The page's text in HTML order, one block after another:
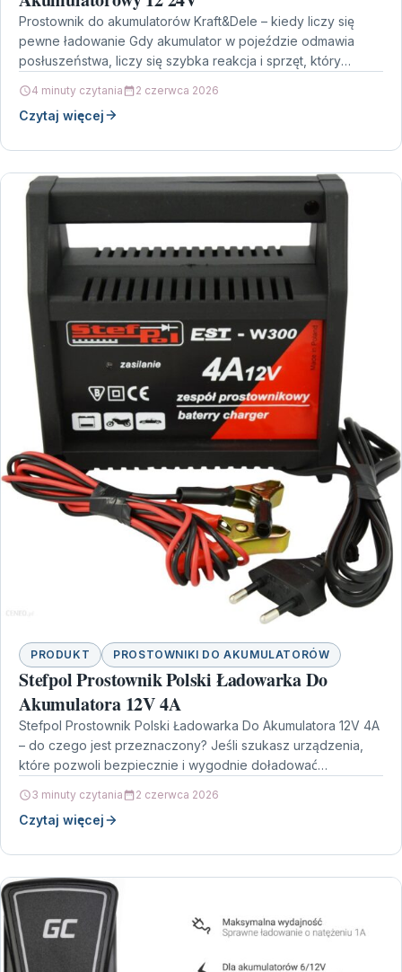
Prostownik do akumulatorów Kraft&Dele – kiedy liczy się
pewne ładowanie Gdy akumulator w pojeździe odmawia
posłuszeństwa, liczy się szybka reakcja i sprzęt, który
4 minuty czytania 2 czerwca 2026
Czytaj więcej
PRODUKT PROSTOWNIKI DO AKUMULATORÓW
Stefpol Prostownik Polski Ładowarka Do
Akumulatora 12V 4A
Stefpol Prostownik Polski Ładowarka Do Akumulatora 12V 4A
– do czego jest przeznaczony? Jeśli szukasz urządzenia,
które pozwoli bezpiecznie i wygodnie doładować
3 minuty czytania 2 czerwca 2026
Czytaj więcej